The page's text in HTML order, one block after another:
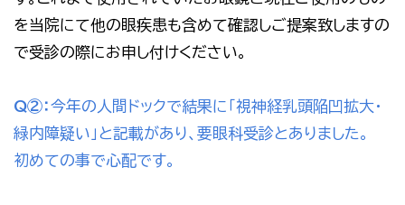
を当院にて他の眼疾患も含めて確認しご提案致しますの
で受診の際にお申し付けください。
Q②：今年の人間ドックで結果に「視神経乳頭陥凹拡大・
緑内障疑い」と記載があり、要眼科受診とありました。
初めての事で心配です。